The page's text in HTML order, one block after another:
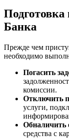
Банка
Прежде чем
необходимо
Погасить
комиссии.
Отключить
услуги,
Обналичить
средства с